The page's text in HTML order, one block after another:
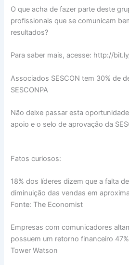
O que acha de fazer parte deste
profissionais que se comunicam
resultados?
Para saber mais, acesse: http://
Associados SESCON tem 30% de
SESCONPA
Não deixe passar esta
apoio e o selo de aprovação da
Fatos curiosos:
18% dos líderes dizem que a falta
diminuição das vendas em
Fonte: The Economist
Empresas com comunicadores
possuem um retorno financeiro
Tower Watson